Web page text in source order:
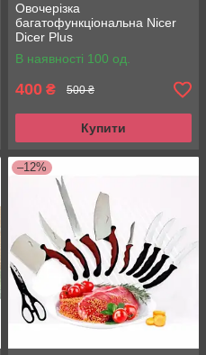
Овочерізка
багатофункціональна Nicer
Dicer Plus
В наявності 100 од.
400 ₴ 500 ₴
Купити
–12%